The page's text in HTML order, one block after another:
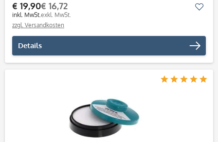
€ 19,90
inkl. MwSt.
€ 16,72
exkl. MwSt.
zzgl. Versandkosten
Details